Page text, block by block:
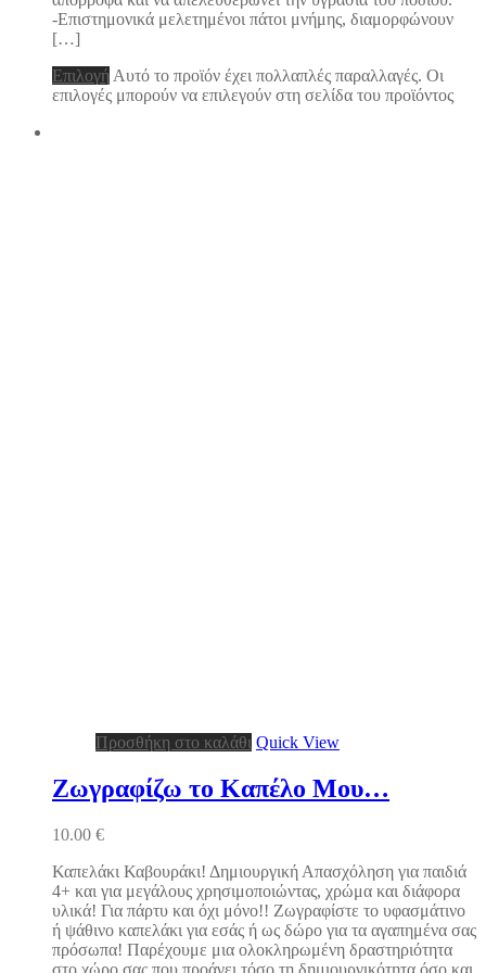
-Επιστημονικά μελετημένοι πάτοι μνήμης, διαμορφώνουν
[…]
Επιλογή Αυτό το προϊόν έχει πολλαπλές παραλλαγές. Οι
επιλογές μπορούν να επιλεγούν στη σελίδα του προϊόντος
Προσθήκη στο καλάθι Quick View
Ζωγραφίζω το Καπέλο Μου…
10.00 €
Καπελάκι Καβουράκι! Δημιουργική Απασχόληση για παιδιά
4+ και για μεγάλους χρησιμοποιώντας, χρώμα και διάφορα
υλικά! Για πάρτυ και όχι μόνο!! Ζωγραφίστε το υφασμάτινο
ή ψάθινο καπελάκι για εσάς ή ως δώρο για τα αγαπημένα σας
πρόσωπα! Παρέχουμε μια ολοκληρωμένη δραστηριότητα
στο χώρο σας που προάγει τόσο τη δημιουργικότητα όσο και